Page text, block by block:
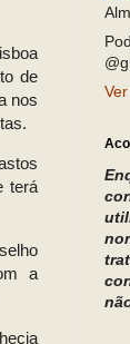
de
nos
terá
a